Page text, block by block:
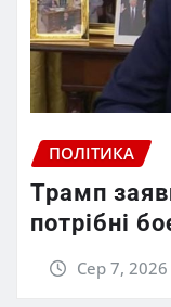
ПОЛІТИКА
Трамп
потрібні
Сер 7, 2026